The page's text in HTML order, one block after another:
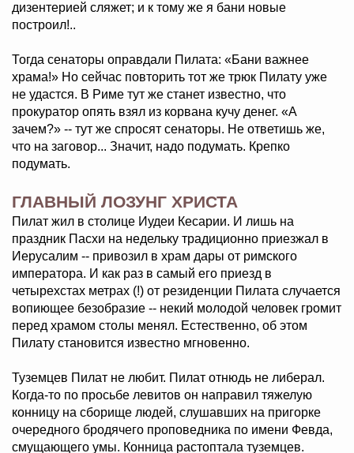
дизентерией сляжет; и к тому же я бани новые
построил!..
Тогда сенаторы оправдали Пилата: «Бани важнее
храма!» Но сейчас повторить тот же трюк Пилату уже
не удастся. В Риме тут же станет известно, что
прокуратор опять взял из корвана кучу денег. «А
зачем?» -- тут же спросят сенаторы. Не ответишь же,
что на заговор... Значит, надо подумать. Крепко
подумать.
ГЛАВНЫЙ ЛОЗУНГ ХРИСТА
Пилат жил в столице Иудеи Кесарии. И лишь на
праздник Пасхи на недельку традиционно приезжал в
Иерусалим -- привозил в храм дары от римского
императора. И как раз в самый его приезд в
четырехстах метрах (!) от резиденции Пилата случается
вопиющее безобразие -- некий молодой человек громит
перед храмом столы менял. Естественно, об этом
Пилату становится известно мгновенно.
Туземцев Пилат не любит. Пилат отнюдь не либерал.
Когда-то по просьбе левитов он направил тяжелую
конницу на сборище людей, слушавших на пригорке
очередного бродячего проповедника по имени Февда,
смущающего умы. Конница растоптала туземцев.